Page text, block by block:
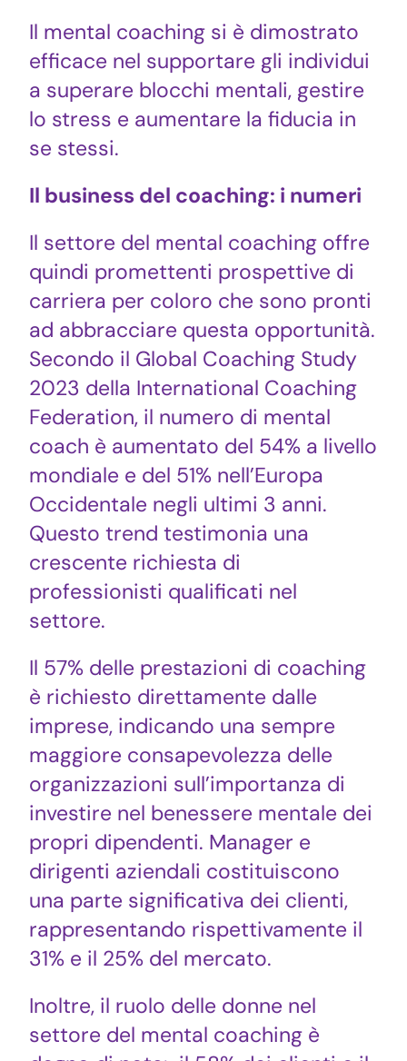
Il mental coaching si è dimostrato
efficace nel supportare gli individui
a superare blocchi mentali, gestire
lo stress e aumentare la fiducia in
se stessi.
Il business del coaching: i numeri
Il settore del mental coaching offre
quindi promettenti prospettive di
carriera per coloro che sono pronti
ad abbracciare questa opportunità.
Secondo il Global Coaching Study
2023 della International Coaching
Federation, il numero di mental
coach è aumentato del 54% a livello
mondiale e del 51% nell’Europa
Occidentale negli ultimi 3 anni.
Questo trend testimonia una
crescente richiesta di
professionisti qualificati nel
settore.
Il 57% delle prestazioni di coaching
è richiesto direttamente dalle
imprese, indicando una sempre
maggiore consapevolezza delle
organizzazioni sull’importanza di
investire nel benessere mentale dei
propri dipendenti. Manager e
dirigenti aziendali costituiscono
una parte significativa dei clienti,
rappresentando rispettivamente il
31% e il 25% del mercato.
Inoltre, il ruolo delle donne nel
settore del mental coaching è